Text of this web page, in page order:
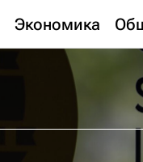
Экономика